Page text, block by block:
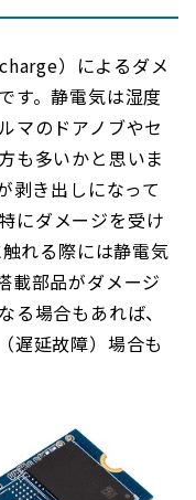
）によるダメ
す。静電気は湿度
マのドアノブやセ
も多いかと思いま
剥き出しになって
にダメージを受け
れる際には静電気
載部品がダメージ
る場合もあれば、
遅延故障）場合も